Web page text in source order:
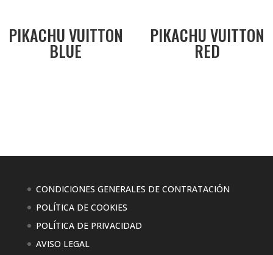
PIKACHU VUITTON
BLUE
PIKACHU VUITTON
RED
CONDICIONES GENERALES DE CONTRATACIÓN
POLÍTICA DE COOKIES
POLÍTICA DE PRIVACIDAD
AVISO LEGAL